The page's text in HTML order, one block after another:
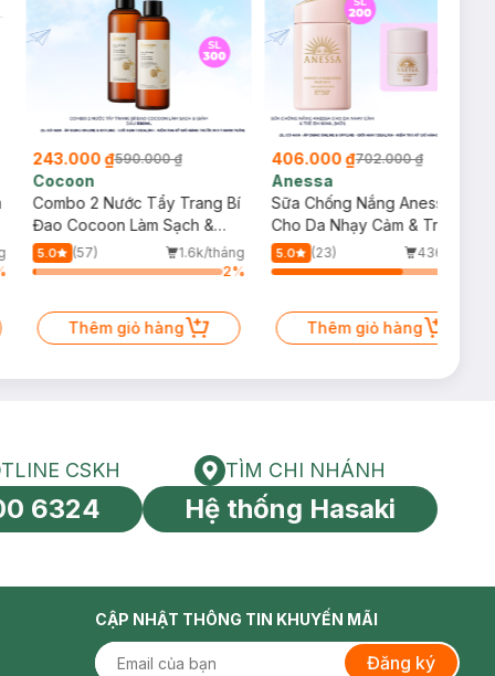
243.000 ₫590.000 ₫
Cocoon
Combo 2 Nước Tẩy Trang Bí
Đao Cocoon Làm Sạch &
Giảm Dầu 500ml
5.0 (57)
1.6k/tháng
2%
Thêm giỏ hàng
406.000 ₫702.000 ₫
Anessa
Sữa Chống Nắng Anessa
Cho Da Nhạy Cảm & Trẻ Em
60ml (Mới)
5.0 (23)
436/tháng
Thêm giỏ hàng
toàn cầu
HOTLINE CSKH
CSKH
6324
Tìm chi nhánh
TÌM CHI NHÁNH
Hệ thống Hasaki
CẬP NHẬT THÔNG TIN KHUYẾN MÃI
Đăng ký